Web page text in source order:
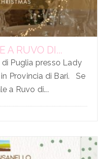
A RUVO DI...
Puglia presso Lady
Provincia di Bari. Se
a Ruvo di...